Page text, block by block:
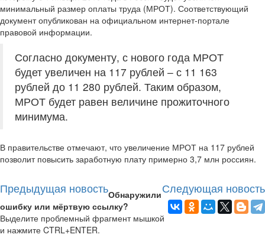
минимальный размер оплаты труда (МРОТ). Соответствующий
документ опубликован на официальном интернет-портале
правовой информации.
Согласно документу, с нового года МРОТ
будет увеличен на 117 рублей – с 11 163
рублей до 11 280 рублей. Таким образом,
МРОТ будет равен величине прожиточного
минимума.
В правительстве отмечают, что увеличение МРОТ на 117 рублей
позволит повысить заработную плату примерно 3,7 млн россиян.
Предыдущая новость Следующая новость
Обнаружили
ошибку или мёртвую ссылку?
Выделите проблемный фрагмент мышкой
и нажмите CTRL+ENTER.